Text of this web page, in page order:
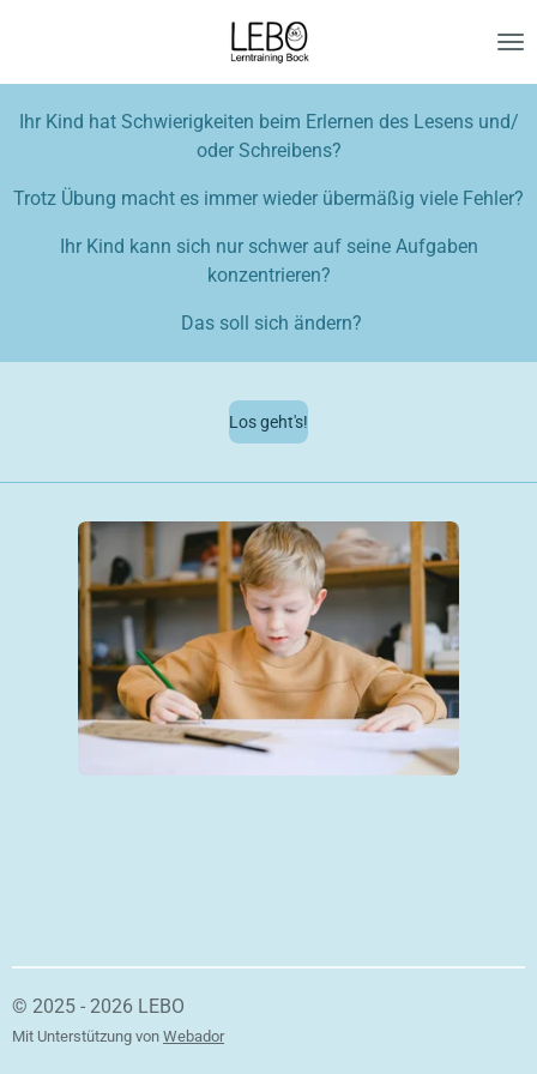
springen
Ihr Kind hat Schwierigkeiten beim Erlernen des Lesens und/
oder Schreibens?
Trotz Übung macht es immer wieder übermäßig viele Fehler?
Ihr Kind kann sich nur schwer auf seine Aufgaben
konzentrieren?
Das soll sich ändern?
Los geht's!
© 2025 - 2026 LEBO
Mit Unterstützung von Webador